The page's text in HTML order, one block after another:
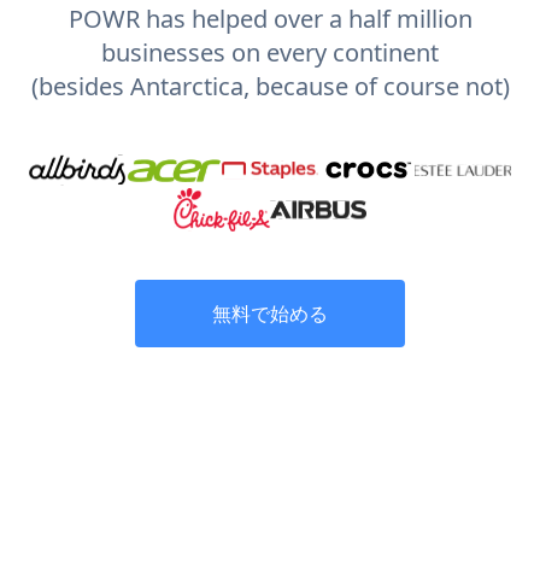
POWR has helped over a half million
businesses on every continent
(besides Antarctica, because of course not)
無料で始める